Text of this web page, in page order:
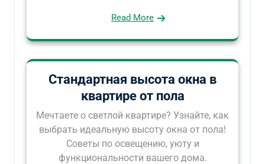
Read More
Стандартная высота окна в
квартире от пола
Мечтаете о светлой квартире? Узнайте, как
выбрать идеальную высоту окна от пола!
Советы по освещению, уюту и
функциональности вашего дома.